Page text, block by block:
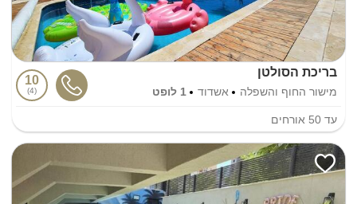
בריכת הסולטן
מישור החוף והשפלה אשדוד 1 לופט
10
4
עד 50 אורחים